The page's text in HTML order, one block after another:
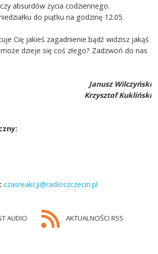
absurdów życia codziennego.
do piątku na godzinę 12.05.
Cię jakieś zagadnienie bądź widzisz jakąś
dzieje się coś złego? Zadzwoń do nas
Janusz Wilczyński
Krzysztof Kukliński
czasreakcji@radioszczecin.pl
AUDIO AKTUALNOŚCI RSS